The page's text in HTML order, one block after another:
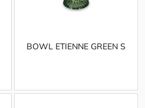
BOWL ETIENNE GREEN S